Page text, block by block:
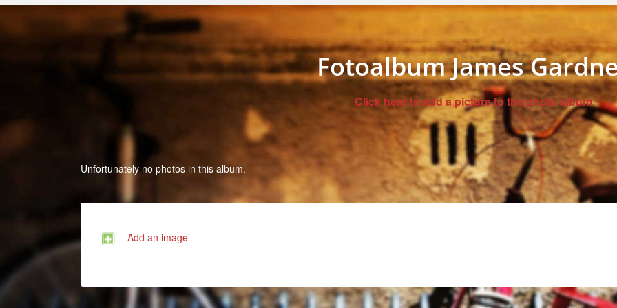
Fotoalbum James
Click here to add a picture to the photo album
Unfortunately no photos in this album.
Add an image